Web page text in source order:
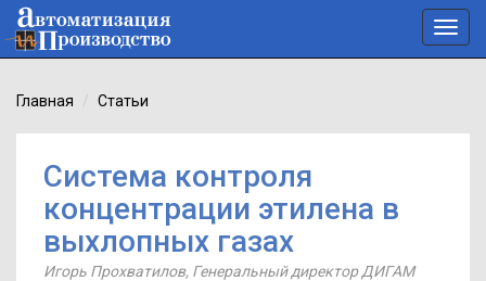
Главная Статьи
Система контроля
концентрации этилена в
выхлопных газах
Игорь Прохватилов, Генеральный директор ДИГАМ